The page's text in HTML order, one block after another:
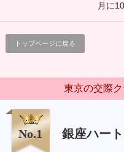
月に
トップページに戻る
東京の交際
No.1 銀座ハー